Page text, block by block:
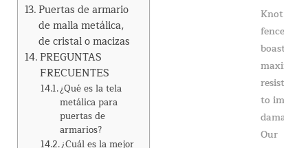
Puertas de armario
de malla metálica,
de cristal o macizas
PREGUNTAS
FRECUENTES
¿Qué es la tela
metálica para
puertas de
armarios?
¿Cuál es la mejor
Knot
fence
boasts
maximum
resistance
to impact
damage.
Our